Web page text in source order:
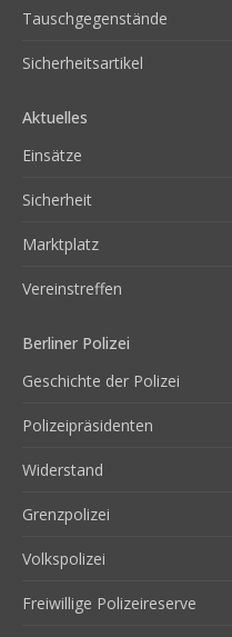
Tauschgegenstände
Sicherheitsartikel
Aktuelles
Einsätze
Sicherheit
Marktplatz
Vereinstreffen
Berliner Polizei
Geschichte der Polizei
Polizeipräsidenten
Widerstand
Grenzpolizei
Volkspolizei
Freiwillige Polizeireserve